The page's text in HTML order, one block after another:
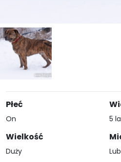
Płeć
On
Wielkość
Duży
5